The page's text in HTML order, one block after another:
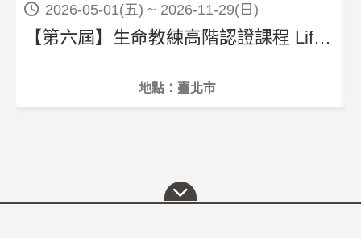
2026-05-01(五) ~ 2026-11-29(日)
【第六屆】生命教練高階認證課程 Life Coaching Level 3
地點：臺北市